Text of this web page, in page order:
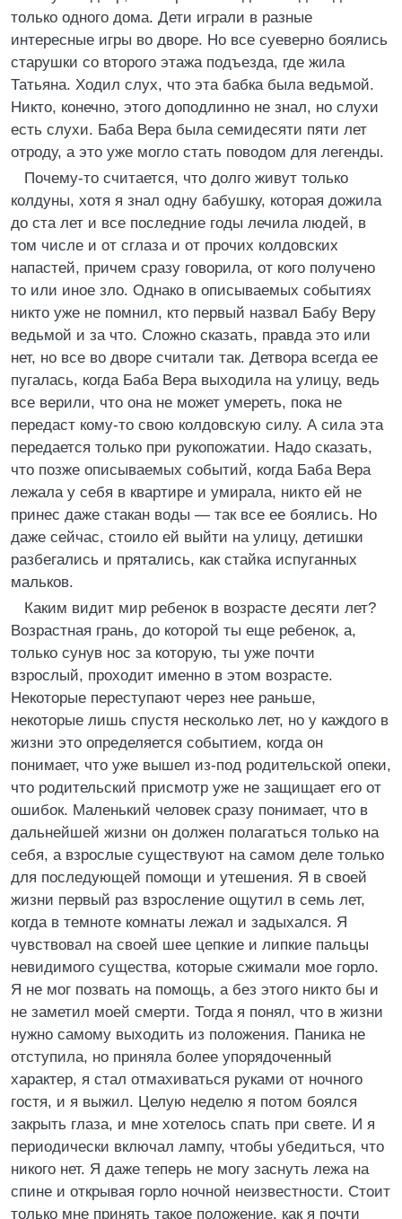
только одного дома. Дети играли в разные
интересные игры во дворе. Но все суеверно боялись
старушки со второго этажа подъезда, где жила
Татьяна. Ходил слух, что эта бабка была ведьмой.
Никто, конечно, этого доподлинно не знал, но слухи
есть слухи. Баба Вера была семидесяти пяти лет
отроду, а это уже могло стать поводом для легенды.
Почему-то считается, что долго живут только
колдуны, хотя я знал одну бабушку, которая дожила
до ста лет и все последние годы лечила людей, в
том числе и от сглаза и от прочих колдовских
напастей, причем сразу говорила, от кого получено
то или иное зло. Однако в описываемых событиях
никто уже не помнил, кто первый назвал Бабу Веру
ведьмой и за что. Сложно сказать, правда это или
нет, но все во дворе считали так. Детвора всегда ее
пугалась, когда Баба Вера выходила на улицу, ведь
все верили, что она не может умереть, пока не
передаст кому-то свою колдовскую силу. А сила эта
передается только при рукопожатии. Надо сказать,
что позже описываемых событий, когда Баба Вера
лежала у себя в квартире и умирала, никто ей не
принес даже стакан воды — так все ее боялись. Но
даже сейчас, стоило ей выйти на улицу, детишки
разбегались и прятались, как стайка испуганных
мальков.
Каким видит мир ребенок в возрасте десяти лет?
Возрастная грань, до которой ты еще ребенок, а,
только сунув нос за которую, ты уже почти
взрослый, проходит именно в этом возрасте.
Некоторые переступают через нее раньше,
некоторые лишь спустя несколько лет, но у каждого в
жизни это определяется событием, когда он
понимает, что уже вышел из-под родительской опеки,
что родительский присмотр уже не защищает его от
ошибок. Маленький человек сразу понимает, что в
дальнейшей жизни он должен полагаться только на
себя, а взрослые существуют на самом деле только
для последующей помощи и утешения. Я в своей
жизни первый раз взросление ощутил в семь лет,
когда в темноте комнаты лежал и задыхался. Я
чувствовал на своей шее цепкие и липкие пальцы
невидимого существа, которые сжимали мое горло.
Я не мог позвать на помощь, а без этого никто бы и
не заметил моей смерти. Тогда я понял, что в жизни
нужно самому выходить из положения. Паника не
отступила, но приняла более упорядоченный
характер, я стал отмахиваться руками от ночного
гостя, и я выжил. Целую неделю я потом боялся
закрыть глаза, и мне хотелось спать при свете. И я
периодически включал лампу, чтобы убедиться, что
никого нет. Я даже теперь не могу заснуть лежа на
спине и открывая горло ночной неизвестности. Стоит
только мне принять такое положение, как я почти